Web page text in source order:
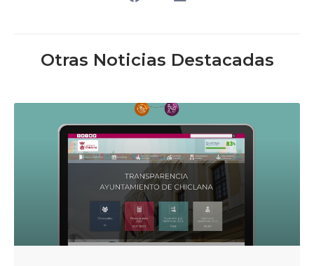
Otras Noticias Destacadas